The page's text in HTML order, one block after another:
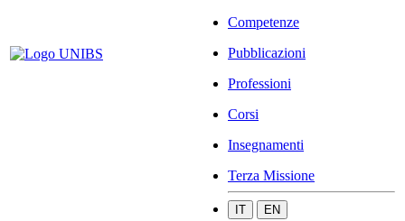
Competenze
Pubblicazioni
Professioni
Corsi
Insegnamenti
Terza Missione
IT EN